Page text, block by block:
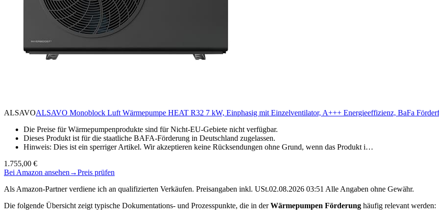
ALSAVOALSAVO Monoblock Luft Wärmepumpe HEAT R32 7 kW, Einphasig mit Einzelventilator, A+++ Energieeffizienz, BaFa
Die Preise für Wärmepumpenprodukte sind für Nicht-EU-Gebiete nicht verfügbar.
Dieses Produkt ist für die staatliche BAFA-Förderung in Deutschland zugelassen.
Hinweis: Dies ist ein sperriger Artikel. Wir akzeptieren keine Rücksendungen ohne Grund, wenn das Produkt i…
1.755,00 €
Bei Amazon ansehen →Preis prüfen
Als Amazon-Partner verdiene ich an qualifizierten Verkäufen. Preisangaben inkl. USt.02.08.2026 03:51 Alle Angaben ohne Gewähr.
Die folgende Übersicht zeigt typische Dokumentations- und Prozesspunkte, die in derWärmepumpen Förderung häufig relevant werden: